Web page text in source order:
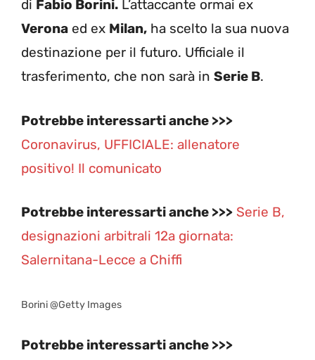
di Fabio Borini. L’attaccante ormai ex
Verona ed ex Milan, ha scelto la sua nuova
destinazione per il futuro. Ufficiale il
trasferimento, che non sarà in Serie B.
Potrebbe interessarti anche >>>
Coronavirus, UFFICIALE: allenatore
positivo! Il comunicato
Potrebbe interessarti anche >>> Serie B,
designazioni arbitrali 12a giornata:
Salernitana-Lecce a Chiffi
Borini @Getty Images
Potrebbe interessarti anche >>>